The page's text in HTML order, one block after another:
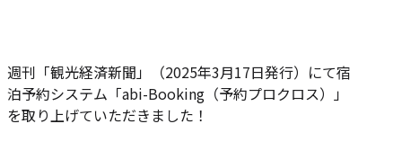
週刊「観光経済新聞」（2025年3月17日発行）にて宿
泊予約システム「abi-Booking（予約プロクロス）」
を取り上げていただきました！